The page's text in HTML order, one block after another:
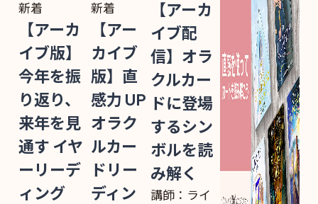
新着
【アーカ
イブ版】
今年を振
り返り、
来年を見
通す イヤ
ーリーデ
ィング
新着
【アー
カイブ
版】直
感力 UP
オラク
ルカー
ドリー
ディン
【アーカ
イブ配
信】オラ
クルカー
ドに登場
するシン
ボルを読
み解く
講師：ライ